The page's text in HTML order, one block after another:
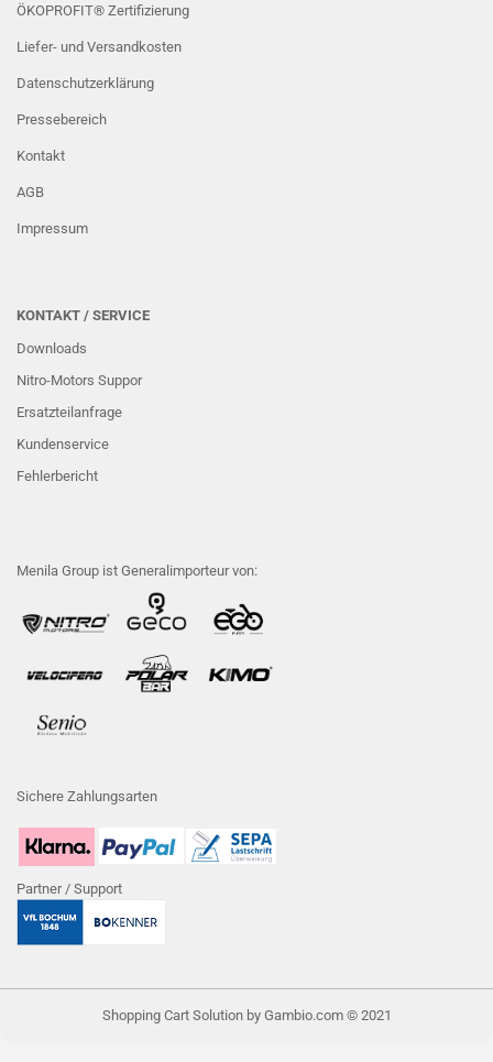
ÖKOPROFIT® Zertifizierung
Liefer- und Versandkosten
Datenschutzerklärung
Pressebereich
Kontakt
AGB
Impressum
KONTAKT / SERVICE
Downloads
Nitro-Motors Suppor
Ersatzteilanfrage
Kundenservice
Fehlerbericht
Menila Group ist Generalimporteur von:
Sichere Zahlungsarten
Partner / Support
Shopping Cart Solutionby Gambio.com © 2021